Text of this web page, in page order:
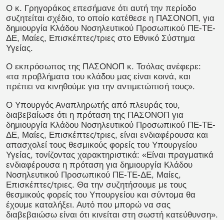
Ο κ. Γρηγοράκος επεσήμανε ότι αυτή την περίοδο
συζητείται σχέδιο, το οποίο κατέθεσε η ΠΑΣΟΝΟΠ, για
δημιουργία Κλάδου Νοσηλευτικού Προσωπικού ΠΕ-ΤΕ-
ΔΕ, Μαίες, Επισκέπτες/τριες στο Εθνικό Σύστημα
Υγείας.
Ο εκπρόσωπος της ΠΑΣΟΝΟΠ κ. Τσόλας ανέφερε:
«τα προβλήματα του κλάδου μας είναι κοινά, και
πρέπει να κινηθούμε για την αντιμετώπισή τους».
Ο Υπουργός Αναπληρωτής από πλευράς του,
διαβεβαίωσε ότι η πρόταση της ΠΑΣΟΝΟΠ για
δημιουργία Κλάδου Νοσηλευτικού Προσωπικού ΠΕ-ΤΕ-
ΔΕ, Μαίες, Επισκέπτες/τριες, είναι ενδιαφέρουσα και
απασχολεί τους θεσμικούς φορείς του Υπουργείου
Υγείας, τονίζοντας χαρακτηριστικά: «Είναι πραγματικά
ενδιαφέρουσα η πρόταση για δημιουργία Κλάδου
Νοσηλευτικού Προσωπικού ΠΕ-ΤΕ-ΔΕ, Μαίες,
Επισκέπτες/τριες. Θα την συζητήσουμε με τους
θεσμικούς φορείς του Υπουργείου και σύντομα θα
έχουμε καταλήξει. Αυτό που μπορώ να σας
διαβεβαιώσω είναι ότι κινείται στη σωστή κατεύθυνση».